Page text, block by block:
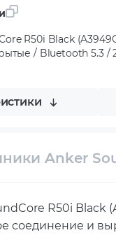
R50i Black
/ Bluetooth 5.3 /
Anker
R50i Black
соединение и